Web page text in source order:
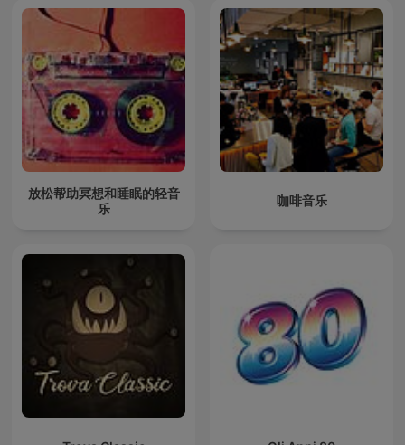
放松帮助冥想和睡眠的轻音
乐
咖啡音乐